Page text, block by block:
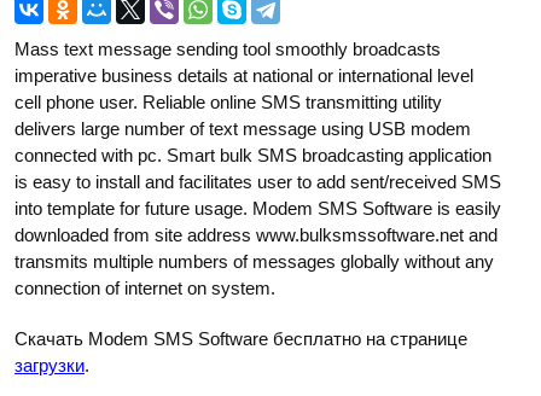
Mass text message sending tool smoothly broadcasts
imperative business details at national or international level
cell phone user. Reliable online SMS transmitting utility
delivers large number of text message using USB modem
connected with pc. Smart bulk SMS broadcasting application
is easy to install and facilitates user to add sent/received SMS
into template for future usage. Modem SMS Software is easily
downloaded from site address www.bulksmssoftware.net and
transmits multiple numbers of messages globally without any
connection of internet on system.
Скачать Modem SMS Software бесплатно на странице
загрузки.